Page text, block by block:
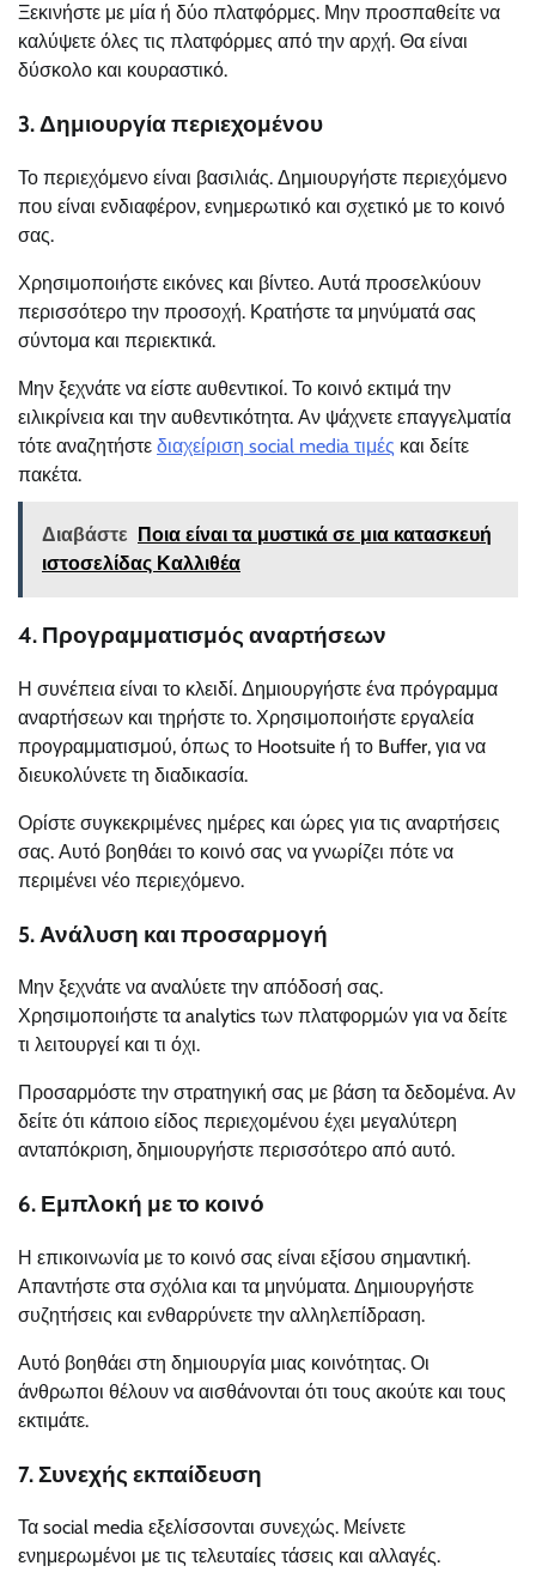
Ξεκινήστε με μία ή δύο πλατφόρμες. Μην προσπαθείτε να
καλύψετε όλες τις πλατφόρμες από την αρχή. Θα είναι
δύσκολο και κουραστικό.
3. Δημιουργία περιεχομένου
Το περιεχόμενο είναι βασιλιάς. Δημιουργήστε περιεχόμενο
που είναι ενδιαφέρον, ενημερωτικό και σχετικό με το κοινό
σας.
Χρησιμοποιήστε εικόνες και βίντεο. Αυτά προσελκύουν
περισσότερο την προσοχή. Κρατήστε τα μηνύματά σας
σύντομα και περιεκτικά.
Μην ξεχνάτε να είστε αυθεντικοί. Το κοινό εκτιμά την
ειλικρίνεια και την αυθεντικότητα. Αν ψάχνετε επαγγελματία
τότε αναζητήστε διαχείριση social media τιμές και δείτε
πακέτα.
Διαβάστε Ποια είναι τα μυστικά σε μια κατασκευή
ιστοσελίδας Καλλιθέα
4. Προγραμματισμός αναρτήσεων
Η συνέπεια είναι το κλειδί. Δημιουργήστε ένα πρόγραμμα
αναρτήσεων και τηρήστε το. Χρησιμοποιήστε εργαλεία
προγραμματισμού, όπως το Hootsuite ή το Buffer, για να
διευκολύνετε τη διαδικασία.
Ορίστε συγκεκριμένες ημέρες και ώρες για τις αναρτήσεις
σας. Αυτό βοηθάει το κοινό σας να γνωρίζει πότε να
περιμένει νέο περιεχόμενο.
5. Ανάλυση και προσαρμογή
Μην ξεχνάτε να αναλύετε την απόδοσή σας.
Χρησιμοποιήστε τα analytics των πλατφορμών για να δείτε
τι λειτουργεί και τι όχι.
Προσαρμόστε την στρατηγική σας με βάση τα δεδομένα. Αν
δείτε ότι κάποιο είδος περιεχομένου έχει μεγαλύτερη
ανταπόκριση, δημιουργήστε περισσότερο από αυτό.
6. Εμπλοκή με το κοινό
Η επικοινωνία με το κοινό σας είναι εξίσου σημαντική.
Απαντήστε στα σχόλια και τα μηνύματα. Δημιουργήστε
συζητήσεις και ενθαρρύνετε την αλληλεπίδραση.
Αυτό βοηθάει στη δημιουργία μιας κοινότητας. Οι
άνθρωποι θέλουν να αισθάνονται ότι τους ακούτε και τους
εκτιμάτε.
7. Συνεχής εκπαίδευση
Τα social media εξελίσσονται συνεχώς. Μείνετε
ενημερωμένοι με τις τελευταίες τάσεις και αλλαγές.